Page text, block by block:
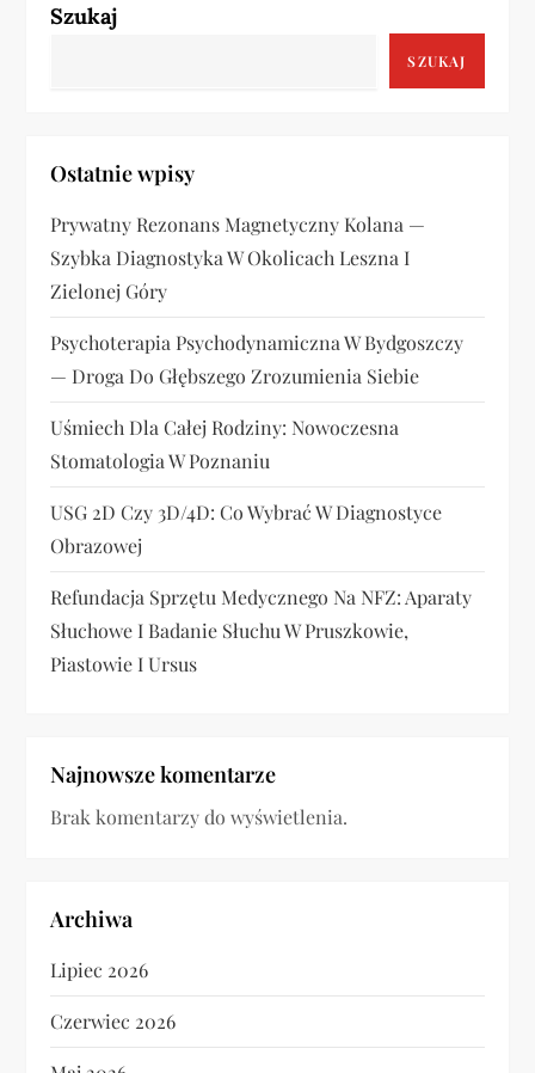
Szukaj
SZUKAJ
Ostatnie wpisy
Prywatny Rezonans Magnetyczny Kolana —
Szybka Diagnostyka W Okolicach Leszna I
Zielonej Góry
Psychoterapia Psychodynamiczna W Bydgoszczy
— Droga Do Głębszego Zrozumienia Siebie
Uśmiech Dla Całej Rodziny: Nowoczesna
Stomatologia W Poznaniu
USG 2D Czy 3D/4D: Co Wybrać W Diagnostyce
Obrazowej
Refundacja Sprzętu Medycznego Na NFZ: Aparaty
Słuchowe I Badanie Słuchu W Pruszkowie,
Piastowie I Ursus
Najnowsze komentarze
Brak komentarzy do wyświetlenia.
Archiwa
Lipiec 2026
Czerwiec 2026